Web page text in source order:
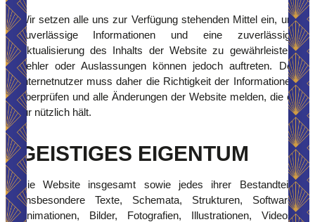
Wir setzen alle uns zur Verfügung stehenden Mittel ein, um
zuverlässige Informationen und eine zuverlässige
Aktualisierung des Inhalts der Website zu gewährleisten.
Fehler oder Auslassungen können jedoch auftreten. Der
Internetnutzer muss daher die Richtigkeit der Informationen
überprüfen und alle Änderungen der Website melden, die er
für nützlich hält.
GEISTIGES EIGENTUM
Die Website insgesamt sowie jedes ihrer Bestandteile
(insbesondere Texte, Schemata, Strukturen, Software,
Animationen, Bilder, Fotografien, Illustrationen, Videos,